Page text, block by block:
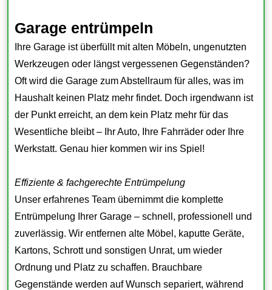
Garage entrümpeln
Ihre Garage ist überfüllt mit alten Möbeln, ungenutzten
Werkzeugen oder längst vergessenen Gegenständen?
Oft wird die Garage zum Abstellraum für alles, was im
Haushalt keinen Platz mehr findet. Doch irgendwann ist
der Punkt erreicht, an dem kein Platz mehr für das
Wesentliche bleibt – Ihr Auto, Ihre Fahrräder oder Ihre
Werkstatt. Genau hier kommen wir ins Spiel!
Effiziente & fachgerechte Entrümpelung
Unser erfahrenes Team übernimmt die komplette
Entrümpelung Ihrer Garage – schnell, professionell und
zuverlässig. Wir entfernen alte Möbel, kaputte Geräte,
Kartons, Schrott und sonstigen Unrat, um wieder
Ordnung und Platz zu schaffen. Brauchbare
Gegenstände werden auf Wunsch separiert, während